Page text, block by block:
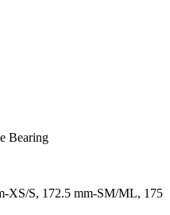
Bearing
XS/S, 172.5 mm-SM/ML, 175